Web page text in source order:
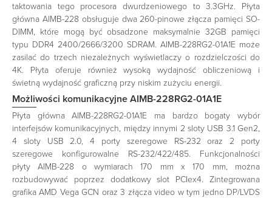
taktowania tego procesora dwurdzeniowego to 3.3GHz. Płyta
główna AIMB-228 obsługuje dwa 260-pinowe złącza pamięci SO-
DIMM, które mogą być obsadzone maksymalnie 32GB pamięci
typu DDR4 2400/2666/3200 SDRAM. AIMB-228RG2-01A1E może
zasilać do trzech niezależnych wyświetlaczy o rozdzielczości do
4K. Płyta oferuje również wysoką wydajność obliczeniową i
świetną wydajność graficzną przy niskim zużyciu energii.
Możliwości komunikacyjne AIMB-228RG2-01A1E
Płyta główna AIMB-228RG2-01A1E ma bardzo bogaty wybór
interfejsów komunikacyjnych, między innymi 2 sloty USB 3.1 Gen2,
4 sloty USB 2.0, 4 porty szeregowe RS-232 oraz 2 porty
szeregowe konfigurowalne RS-232/422/485. Funkcjonalności
płyty AIMB-228 o wymiarach 170 mm x 170 mm, można
rozbudowywać poprzez dodatkowy slot PCIex4. Zintegrowana
grafika AMD Vega GCN oraz 3 złącza video w tym jedno DP/LVDS